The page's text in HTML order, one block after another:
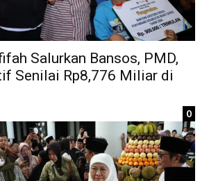
Salurkan Bansos, PMD,
Senilai Rp8,776 Miliar di
0